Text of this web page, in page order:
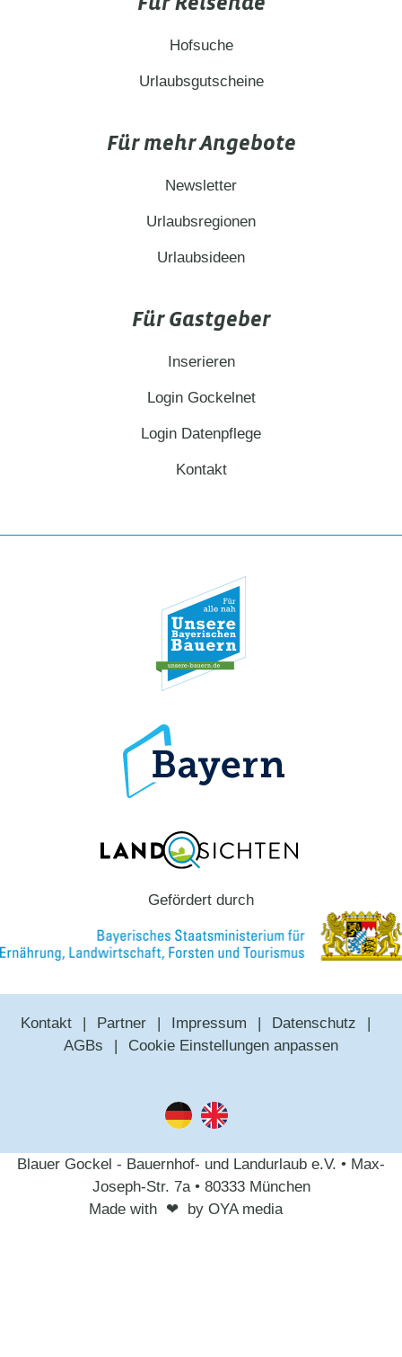
Für Reisende
Hofsuche
Urlaubsgutscheine
Für mehr Angebote
Newsletter
Urlaubsregionen
Urlaubsideen
Für Gastgeber
Inserieren
Login Gockelnet
Login Datenpflege
Kontakt
Gefördert durch
Kontakt Partner Impressum
Datenschutz
AGBs
Cookie Einstellungen anpassen
Blauer Gockel - Bauernhof- und Landurlaub e.V. • Max-
Joseph-Str. 7a • 80333 München
Made with
❤︎ by OYA media